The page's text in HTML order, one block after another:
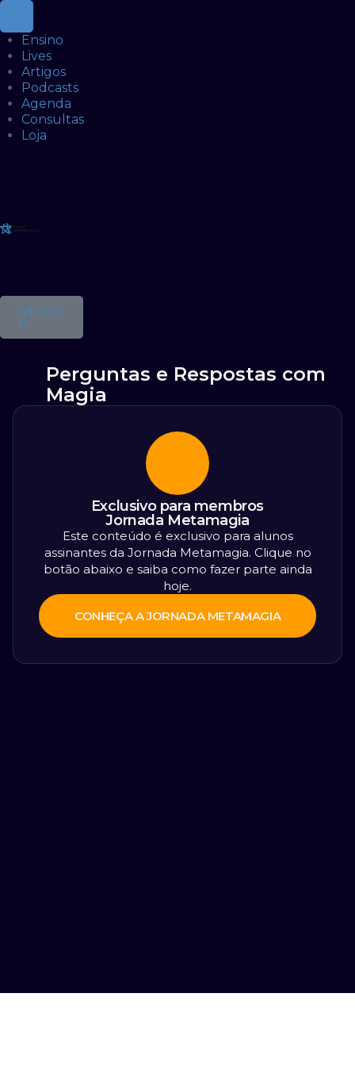
Ensino
Lives
Artigos
Podcasts
Agenda
Consultas
Loja
R$ 0,00
0
Perguntas e Respostas com
Magia
Exclusivo para membros
Jornada Metamagia
Este conteúdo é exclusivo para alunos
assinantes da Jornada Metamagia. Clique no
botão abaixo e saiba como fazer parte ainda
hoje.
CONHEÇA A JORNADA METAMAGIA